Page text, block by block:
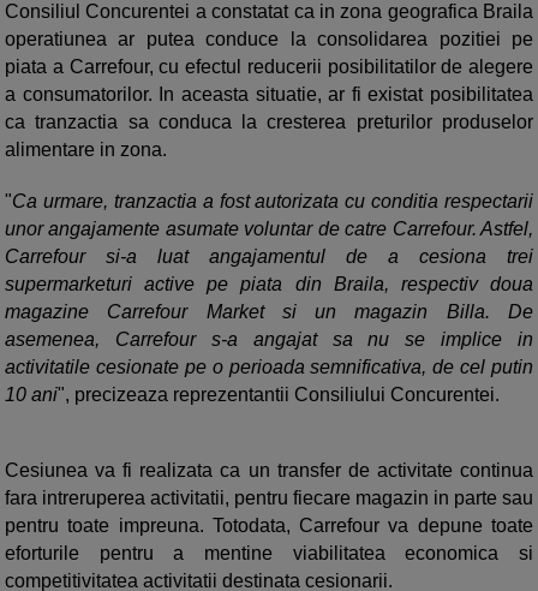
Consiliul Concurentei a constatat ca in zona geografica Braila
operatiunea ar putea conduce la consolidarea pozitiei pe
piata a Carrefour, cu efectul reducerii posibilitatilor de alegere
a consumatorilor. In aceasta situatie, ar fi existat posibilitatea
ca tranzactia sa conduca la cresterea preturilor produselor
alimentare in zona.
"Ca urmare, tranzactia a fost autorizata cu conditia respectarii
unor angajamente asumate voluntar de catre Carrefour. Astfel,
Carrefour si-a luat angajamentul de a cesiona trei
supermarketuri active pe piata din Braila, respectiv doua
magazine Carrefour Market si un magazin Billa. De
asemenea, Carrefour s-a angajat sa nu se implice in
activitatile cesionate pe o perioada semnificativa, de cel putin
10 ani", precizeaza reprezentantii Consiliului Concurentei.
Cesiunea va fi realizata ca un transfer de activitate continua
fara intreruperea activitatii, pentru fiecare magazin in parte sau
pentru toate impreuna. Totodata, Carrefour va depune toate
eforturile pentru a mentine viabilitatea economica si
competitivitatea activitatii destinata cesionarii.